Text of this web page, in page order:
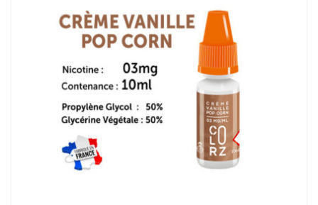
VAP COLORZ Crème vanille pop corn 3 mg/ml